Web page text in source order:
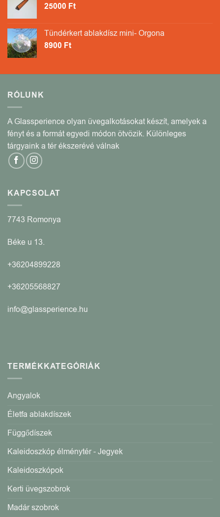
25000 Ft
Tündérkert ablakdísz mini- Orgona
8900 Ft
RÓLUNK
A Glassperience olyan üvegalkotásokat készít, amelyek a
fényt és a formát egyedi módon ötvözik. Különleges
tárgyaink a tér ékszerévé válnak
KAPCSOLAT
7743 Romonya
Béke u 13.
+36204899228
+36205568827
info@glassperience.hu
TERMÉKKATEGÓRIÁK
Angyalok
Életfa ablakdíszek
Függődíszek
Kaleidoszkóp élménytér - Jegyek
Kaleidoszkópok
Kerti üvegszobrok
Madár szobrok